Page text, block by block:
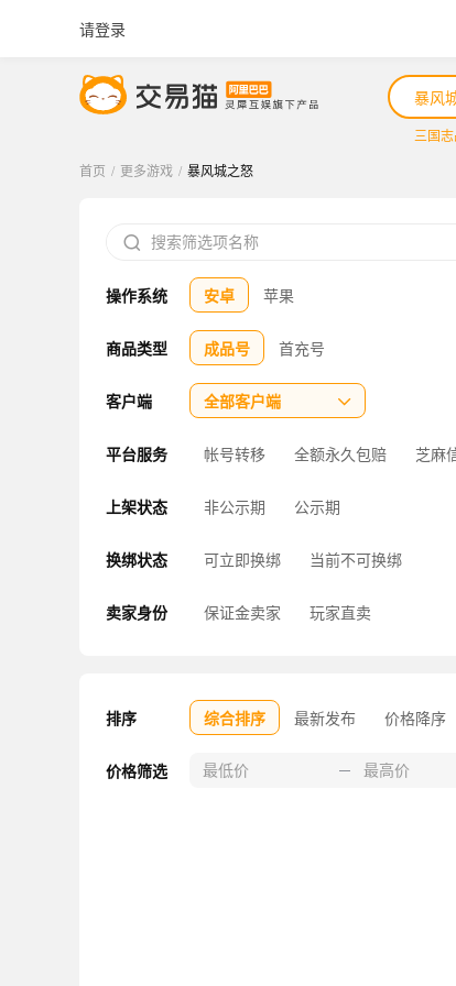
请登录
暴风
三国
首页 / 更多游戏 / 暴风城之怒

操作系统 安卓 苹果
商品类型 成品号 首充号
客户端 全部客户端 
平台服务 帐号转移 全额永久包赔 芝麻
上架状态 非公示期 公示期
换绑状态 可立即换绑 当前不可换绑
卖家身份 保证金卖家 玩家直卖
排序 综合排序 最新发布 价格降序
价格筛选